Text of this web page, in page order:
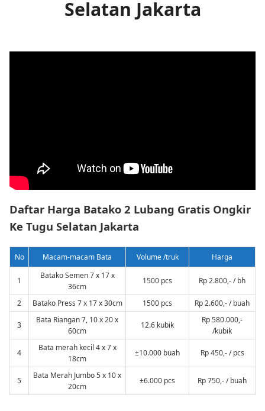
Selatan Jakarta
Daftar Harga Batako 2 Lubang Gratis Ongkir
Ke Tugu Selatan Jakarta
No Macam-macam Bata Volume /truk Harga
1
Batako Semen 7 x 17 x
36cm
1500 pcs Rp 2.800,- / bh
2 Batako Press 7 x 17 x 30cm 1500 pcs Rp 2.600,- / buah
3
Bata Riangan 7, 10 x 20 x
60cm
12.6 kubik
Rp 580.000,-
/kubik
4
Bata merah kecil 4 x 7 x
18cm
±10.000 buah Rp 450,- / pcs
5
Bata Merah Jumbo 5 x 10 x
20cm
±6.000 pcs Rp 750,- / buah